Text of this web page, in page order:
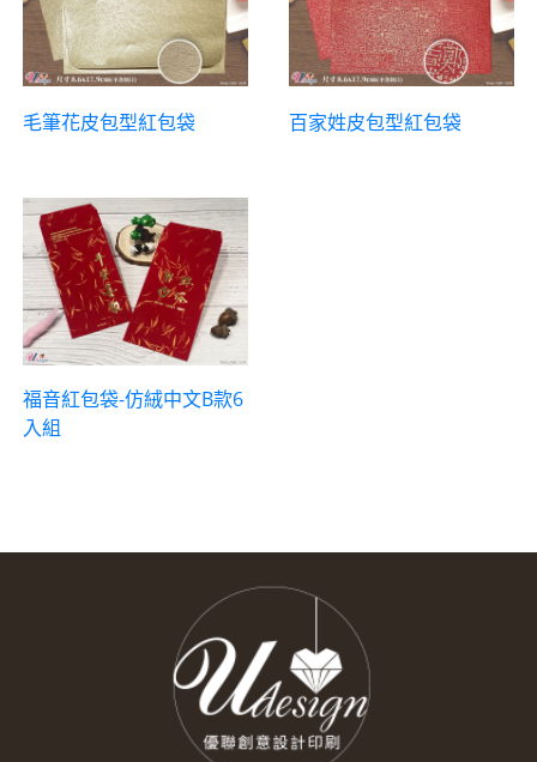
毛筆花皮包型紅包袋 百家姓皮包型紅包袋
福音紅包袋-仿絨中文B款6
入組